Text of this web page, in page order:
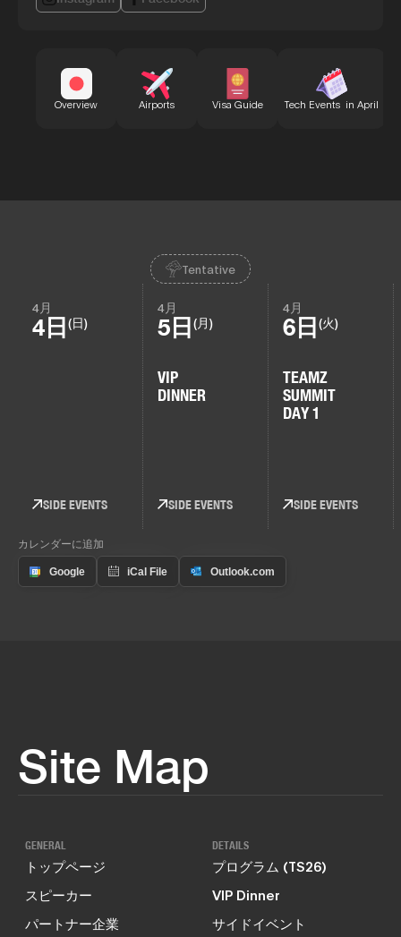
Overview Airports Visa Guide Tech Events in April
Tentative
4月
4日 (日)
SIDE EVENTS
4月
5日 (月)
VIP
DINNER
SIDE EVENTS
4月
6日 (火)
TEAMZ
SUMMIT
DAY 1
SIDE EVENTS
カレンダーに追加
Site Map
GENERAL
トップページ
スピーカー
パートナー企業
DETAILS
プログラム (TS26)
VIP Dinner
サイドイベント